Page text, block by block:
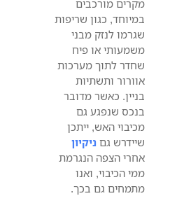
מקרים מורכבים
במיוחד, כגון שריפות
שגרמו לנזק מבני
משמעותי או פיח
שחדר לתוך מערכות
אוורור ותשתיות
בניין. כאשר מדובר
בנכס שנפגע גם
מכיבוי האש, ייתכן
שיידרש גם ניקיון
אחרי הצפה הנגרמת
ממי הכיבוי, ואנו
מתמחים גם בכך.